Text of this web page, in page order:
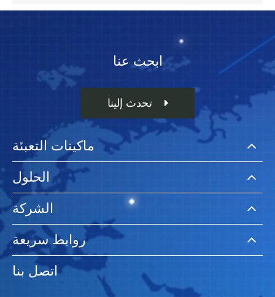
ابحث عنا
تحدث إلينا
ماكينات التعبئة
الحلول
الشركة
روابط سريعة
اتصل بنا